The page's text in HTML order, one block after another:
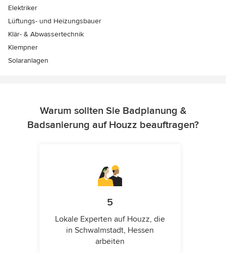
Elektriker
Lüftungs- und Heizungsbauer
Klär- & Abwassertechnik
Klempner
Solaranlagen
Warum sollten Sie Badplanung &
Badsanierung auf Houzz beauftragen?
5
Lokale Experten auf Houzz, die
in Schwalmstadt, Hessen
arbeiten